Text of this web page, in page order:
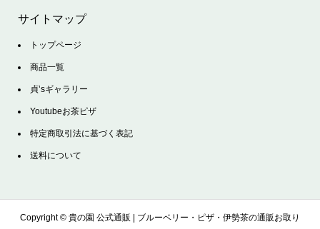
サイトマップ
トップページ
商品一覧
貞’sギャラリー
Youtubeお茶ピザ
特定商取引法に基づく表記
送料について
Copyright © 貴の園 公式通販 | ブルーベリー・ピザ・伊勢茶の通販お取り